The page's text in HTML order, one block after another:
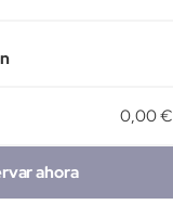
0,00 €
ahora